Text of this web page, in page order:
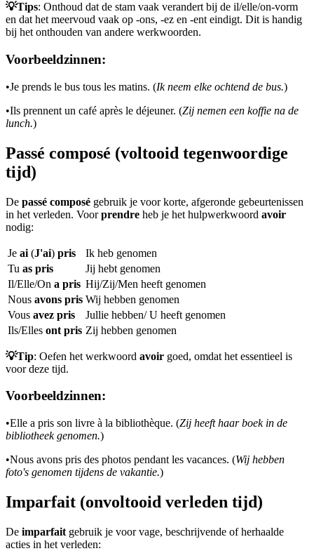
💡Tips: Onthoud dat de stam vaak verandert bij de il/elle/on-vorm
en dat het meervoud vaak op -ons, -ez en -ent eindigt. Dit is handig
bij het onthouden van andere werkwoorden.
Voorbeeldzinnen:
•Je prends le bus tous les matins. (Ik neem elke ochtend de bus.)
•Ils prennent un café après le déjeuner. (Zij nemen een koffie na de
lunch.)
Passé composé (voltooid tegenwoordige
tijd)
De passé composé gebruik je voor korte, afgeronde gebeurtenissen
in het verleden. Voorprendre heb je het hulpwerkwoord avoir
nodig:
Je ai (J'ai) pris
Ik heb genomen
Tu as pris
Jij hebt genomen
Il/Elle/On a pris Hij/Zij/Men heeft genomen
Nous avons pris Wij hebben genomen
Vous avez pris
Jullie hebben/ U heeft genomen
Ils/Elles ont pris Zij hebben genomen
💡Tip: Oefen het werkwoord avoir goed, omdat het essentieel is
voor deze tijd.
Voorbeeldzinnen:
•Elle a pris son livre à la bibliothèque. (Zij heeft haar boek in de
bibliotheek genomen.)
•Nous avons pris des photos pendant les vacances. (Wij hebben
foto's genomen tijdens de vakantie.)
Imparfait (onvoltooid verleden tijd)
De imparfait gebruik je voor vage, beschrijvende of herhaalde
acties in het verleden: